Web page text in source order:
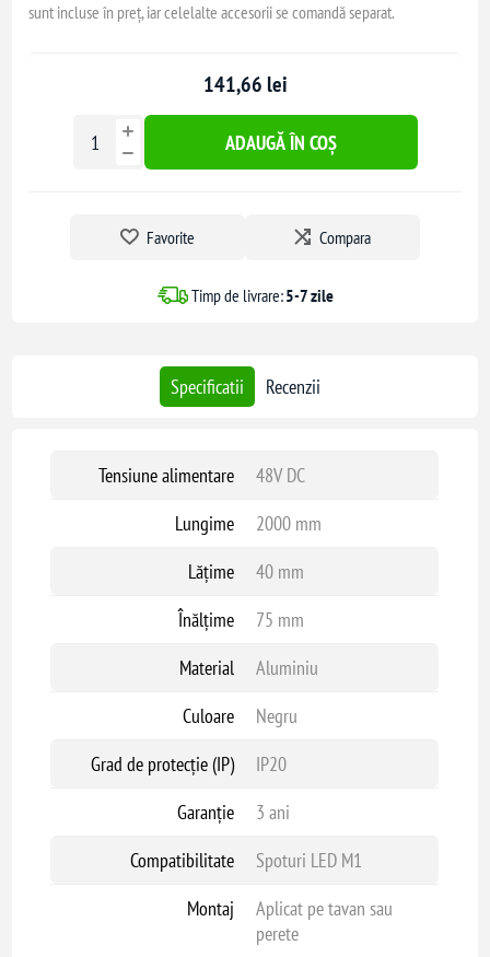
sunt incluse în preț, iar celelalte accesorii se comandă separat.
141,66 lei
ADAUGĂ ÎN COȘ
Favorite Compara
Timp de livrare:5-7 zile
Specificatii Recenzii
Tensiune alimentare
48V DC
Lungime
2000 mm
Lățime
40 mm
Înălțime
75 mm
Material
Aluminiu
Culoare
Negru
Grad de protecție (IP)
IP20
Garanție
3 ani
Compatibilitate
Spoturi LED M1
Montaj
Aplicat pe tavan sau
perete